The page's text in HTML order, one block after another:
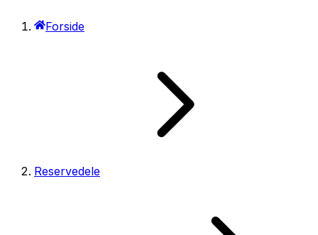
Forside
Reservedele